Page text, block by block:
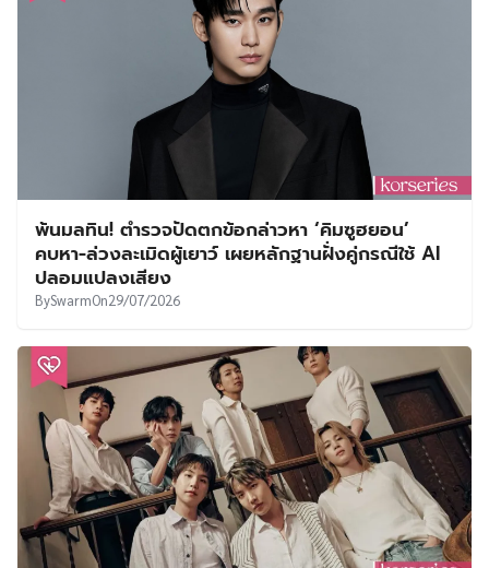
พ้นมลทิน! ตำรวจปัดตกข้อกล่าวหา ‘คิมซูฮยอน’
คบหา-ล่วงละเมิดผู้เยาว์ เผยหลักฐานฝั่งคู่กรณีใช้ AI
ปลอมแปลงเสียง
BySwarmOn29/07/2026